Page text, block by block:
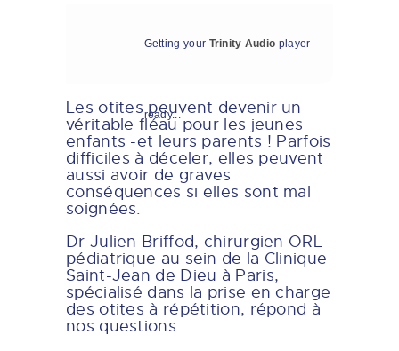
Getting your Trinity Audio player
ready...
Les otites peuvent devenir un
véritable fléau pour les jeunes
enfants -et leurs parents ! Parfois
difficiles à déceler, elles peuvent
aussi avoir de graves
conséquences si elles sont mal
soignées.
Dr Julien Briffod, chirurgien ORL
pédiatrique au sein de la Clinique
Saint-Jean de Dieu à Paris,
spécialisé dans la prise en charge
des otites à répétition, répond à
nos questions.